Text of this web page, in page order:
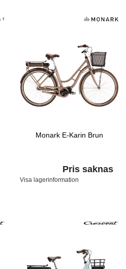
Monark E-Karin Brun
Pris saknas
Visa lagerinformation